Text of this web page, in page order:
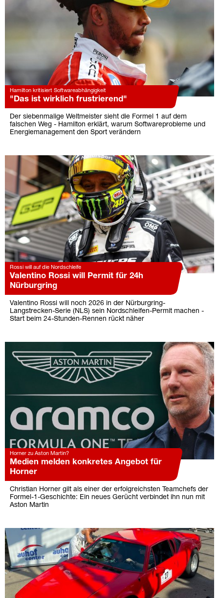
Hamilton kritisiert Softwareabhängigkeit
"Das ist wirklich frustrierend"
Der siebenmalige Weltmeister sieht die Formel 1 auf dem
falschen Weg - Hamilton erklärt, warum Softwareprobleme und
Energiemanagement den Sport verändern
Rossi will auf die Nordschleife
Valentino Rossi will Permit für 24h
Nürburgring
Valentino Rossi will noch 2026 in der Nürburgring-
Langstrecken-Serie (NLS) sein Nordschleifen-Permit machen -
Start beim 24-Stunden-Rennen rückt näher
Horner zu Aston Martin?
Medien melden konkretes Angebot für
Horner
Christian Horner gilt als einer der erfolgreichsten Teamchefs der
Formel-1-Geschichte: Ein neues Gerücht verbindet ihn nun mit
Aston Martin